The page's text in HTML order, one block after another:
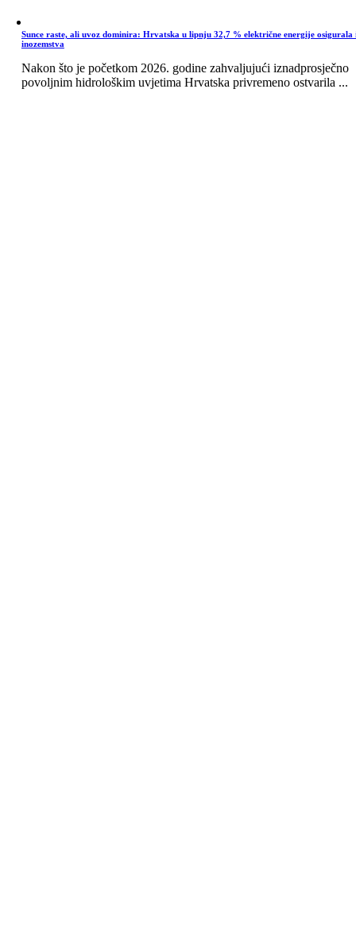
Sunce raste, ali uvoz dominira: Hrvatska u lipnju 32,7 % električne energije osigurala
inozemstva
Nakon što je početkom 2026. godine zahvaljujući iznadprosječno
povoljnim hidrološkim uvjetima Hrvatska privremeno ostvarila ...